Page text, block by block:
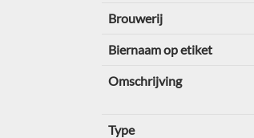
Brouwerij
Biernaam op etiket
Omschrijving
Type